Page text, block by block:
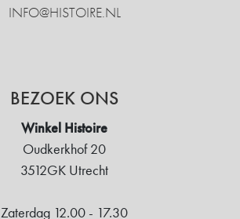
INFO@HISTOIRE.NL
BEZOEK ONS
Winkel Histoire
Oudkerkhof 20
3512GK Utrecht
Zaterdag 12.00 - 17.30